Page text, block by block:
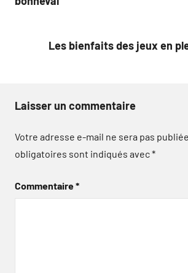
Les bienfaits des jeux en
Laisser un commentaire
Votre adresse e-mail ne sera pas publiée.
obligatoires sont indiqués avec*
Commentaire*